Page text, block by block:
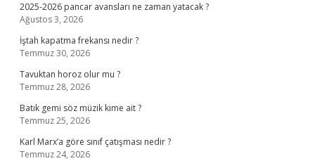
2025-2026 pancar avansları ne zaman yatacak ?
Ağustos 3, 2026
İştah kapatma frekansı nedir ?
Temmuz 30, 2026
Tavuktan horoz olur mu ?
Temmuz 28, 2026
Batık gemi söz müzik kime ait ?
Temmuz 25, 2026
Karl Marx’a göre sınıf çatışması nedir ?
Temmuz 24, 2026